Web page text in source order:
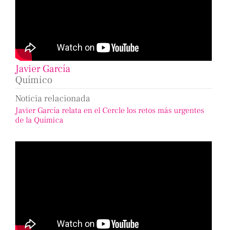
Javier García
Químico
Noticia relacionada
Javier García relata en el Cercle los retos más urgentes
de la Química